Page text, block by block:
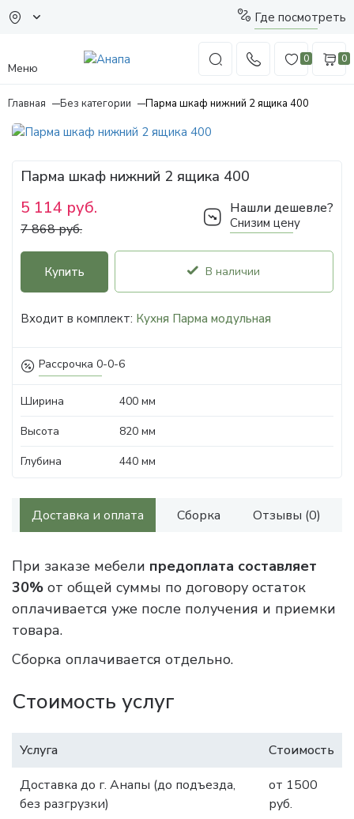
Где посмотреть
Меню
0 0
Главная Без категории Парма шкаф нижний 2 ящика 400
Рассрочка 0-0-6
Парма шкаф нижний 2 ящика 400
5 114 руб.
7 868 руб.
Нашли дешевле?
Снизим цену
Купить В наличии
Входит в комплект: Кухня Парма модульная
Ширина
400 мм
Высота
820 мм
Глубина
440 мм
Доставка и оплата Сборка Отзывы (0)
При заказе мебели предоплата составляет
30% от общей суммы по договору остаток
оплачивается уже после получения и приемки
товара.
Сборка оплачивается отдельно.
Стоимость услуг
Услуга
Стоимость
Доставка до г. Анапы (до подъезда,
без разгрузки)
от 1500
руб.